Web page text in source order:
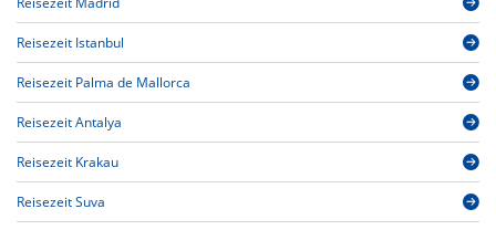
Reisezeit Istanbul
Reisezeit Palma de Mallorca
Reisezeit Antalya
Reisezeit Krakau
Reisezeit Suva